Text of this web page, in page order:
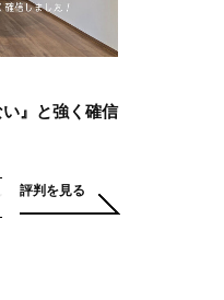
い』と強く確信
評判を見る